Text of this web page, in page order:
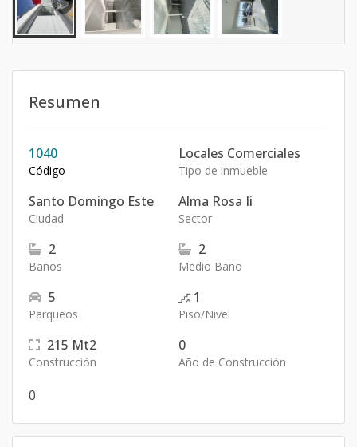
Resumen
1040
Código
Locales Comerciales
Tipo de inmueble
Santo Domingo Este
Ciudad
Alma Rosa Ii
Sector
2
Baños
2
Medio Baño
5
Parqueos
1
Piso/Nivel
215 Mt2
Construcción
0
Año de Construcción
0